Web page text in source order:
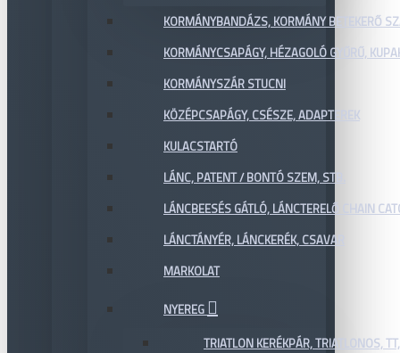
KORMÁNYBANDÁZS, KORMÁNY BETEKERŐ
KORMÁNYCSAPÁGY, HÉZAGOLÓ GYŰRŰ,
KORMÁNYSZÁR STUCNI
KÖZÉPCSAPÁGY, CSÉSZE, ADAPTEREK
KULACSTARTÓ
LÁNC, PATENT / BONTÓ SZEM, STB.
LÁNCBEESÉS GÁTLÓ, LÁNCTERELŐ CHAIN
LÁNCTÁNYÉR, LÁNCKERÉK, CSAVAR
MARKOLAT
NYEREG
TRIATLON KERÉKPÁR, TRIATLONOS,